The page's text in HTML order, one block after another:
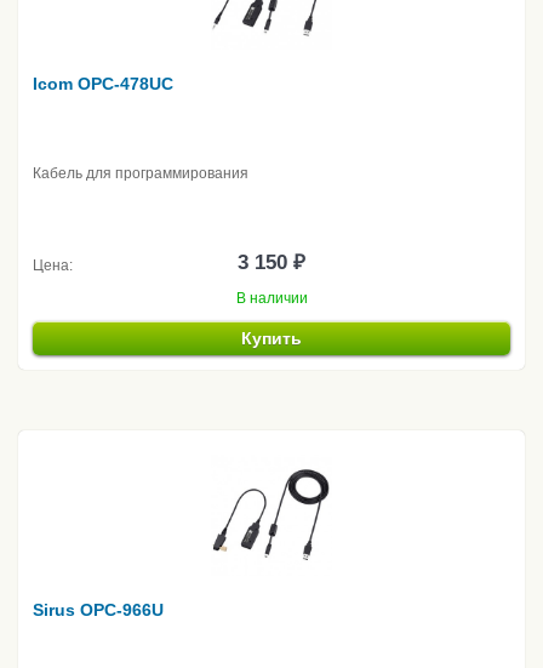
Icom OPC-478UC
Кабель для программирования
Цена: 3 150 ₽
В наличии
Купить
Sirus OPC-966U